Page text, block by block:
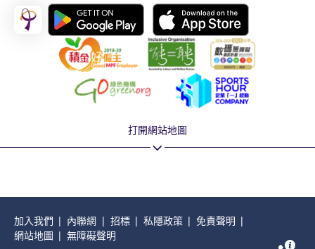
打開網站地圖
加入我們 內聯網 招標 私隱政策
免責聲明
網站地圖
無障礙聲明